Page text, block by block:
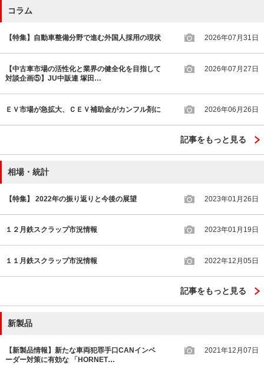
コラム
【特集】自動車整備分野で進む外国人採用の現状 2026年07月31日
【中古車市場の活性化と業界の健全化を目指して
対談企画⑤】JU中販連 塚田…
2026年07月27日
ＥＶ市場が急拡大、ＣＥＶ補助金がカンフル剤に 2026年06月26日
記事をもっと見る
相場・統計
【特集】 2022年の振り返りと今後の展望 2023年01月26日
１２月鉄スクラップ市況情報 2023年01月19日
１１月鉄スクラップ市況情報 2022年12月05日
記事をもっと見る
新製品
【新製品情報】新たな車両犯罪手口CANインベ
ーダー対策に有効な 「HORNET…
2021年12月07日